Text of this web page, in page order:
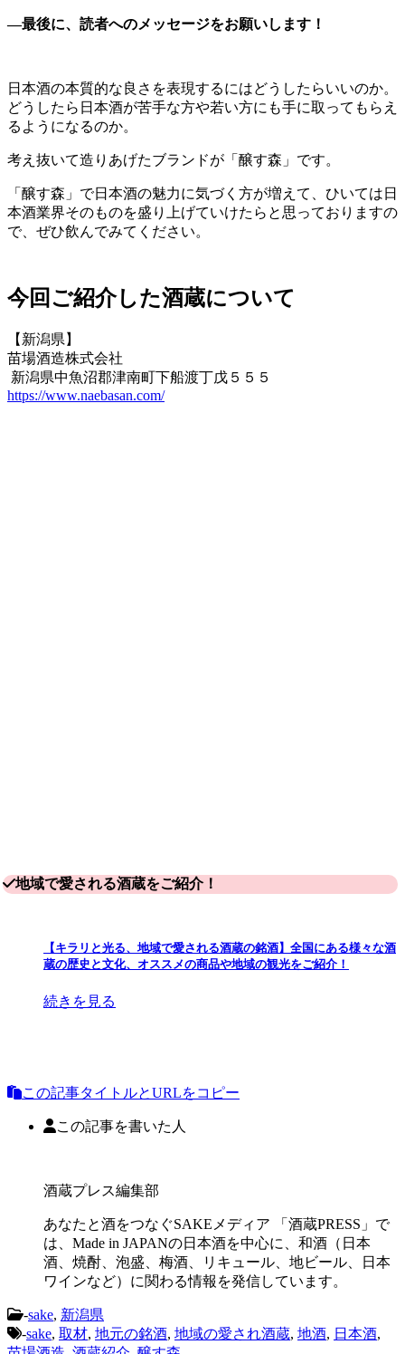
―最後に、読者へのメッセージをお願いします！
日本酒の本質的な良さを表現するにはどうしたらいいのか。
どうしたら日本酒が苦手な方や若い方にも手に取ってもらえ
るようになるのか。
考え抜いて造りあげたブランドが「醸す森」です。
「醸す森」で日本酒の魅力に気づく方が増えて、ひいては日
本酒業界そのものを盛り上げていけたらと思っておりますの
で、ぜひ飲んでみてください。
今回ご紹介した酒蔵について
【新潟県】
苗場酒造株式会社
新潟県中魚沼郡津南町下船渡丁戊５５５
https://www.naebasan.com/
地域で愛される酒蔵をご紹介！
【キラリと光る、地域で愛される酒蔵の銘酒】全国にある様々な酒
蔵の歴史と文化、オススメの商品や地域の観光をご紹介！
続きを見る
この記事タイトルとURLをコピー
この記事を書いた人
酒蔵プレス編集部
あなたと酒をつなぐSAKEメディア 「酒蔵PRESS」で
は、Made in JAPANの日本酒を中心に、和酒（日本
酒、焼酎、泡盛、梅酒、リキュール、地ビール、日本
ワインなど）に関わる情報を発信しています。
-sake, 新潟県
-sake, 取材, 地元の銘酒, 地域の愛され酒蔵, 地酒, 日本酒,